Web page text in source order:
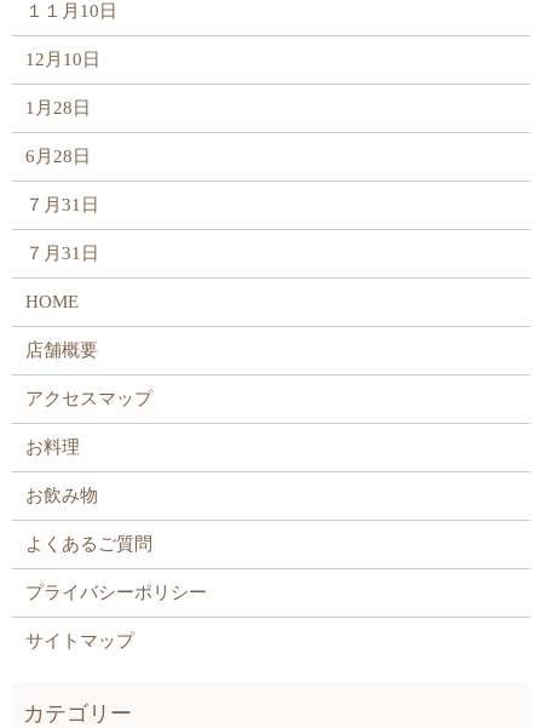
１１月10日
12月10日
1月28日
6月28日
７月31日
７月31日
HOME
店舗概要
アクセスマップ
お料理
お飲み物
よくあるご質問
プライバシーポリシー
サイトマップ